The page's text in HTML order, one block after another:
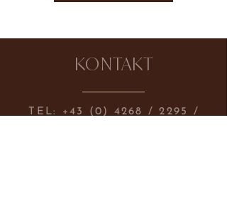
KONTAKT
TEL: +43 (0) 4268
/ 2295 /